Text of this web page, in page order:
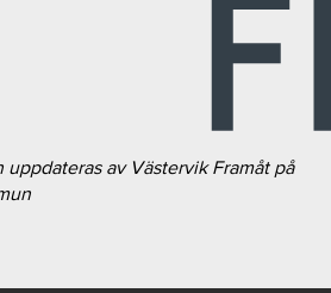
av Västervik Framåt på